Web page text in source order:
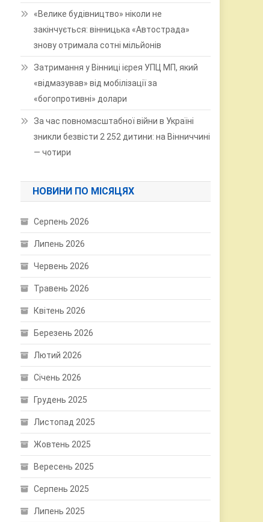
«Велике будівництво» ніколи не
закінчується: вінницька «Автострада»
знову отримала сотні мільйонів
Затримання у Вінниці ієрея УПЦ МП, який
«відмазував» від мобілізації за
«богопротивні» долари
За час повномасштабної війни в Україні
зникли безвісти 2 252 дитини: на Вінниччині
— чотири
НОВИНИ ПО МІСЯЦЯХ
Серпень 2026
Липень 2026
Червень 2026
Травень 2026
Квітень 2026
Березень 2026
Лютий 2026
Січень 2026
Грудень 2025
Листопад 2025
Жовтень 2025
Вересень 2025
Серпень 2025
Липень 2025